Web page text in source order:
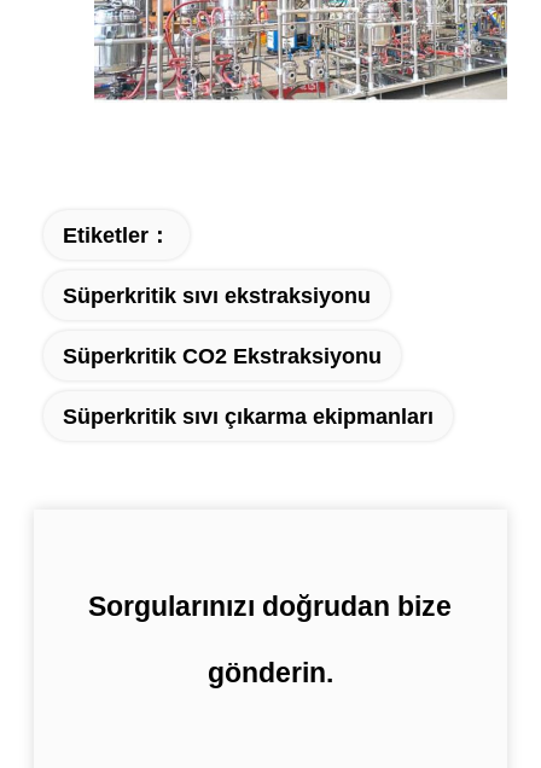
Etiketler：
Süperkritik sıvı ekstraksiyonu
Süperkritik CO2 Ekstraksiyonu
Süperkritik sıvı çıkarma ekipmanları
Sorgularınızı doğrudan bize
gönderin.